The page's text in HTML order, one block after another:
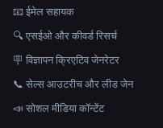
📧 ईमेल सहायक
🔍 एसईओ और कीवर्ड रिसर्च
🪧 विज्ञापन क्रिएटिव जेनरेटर
📞 सेल्स आउटरीच और लीड जेन
📣 सोशल मीडिया कॉन्टेंट